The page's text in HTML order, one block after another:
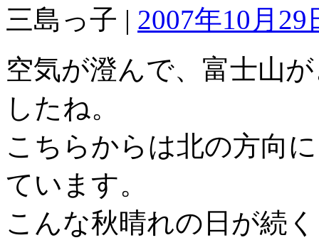
三島っ子 | 2007年10月29
空気が澄んで、富士山
したね。
こちらからは北の方向
ています。
こんな秋晴れの日が続